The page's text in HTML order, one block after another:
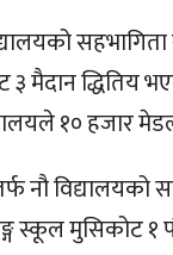
सहभागिता
३ मैदान
१० हजार
नौ विद्यालयको
स्कूल मुसिकोट